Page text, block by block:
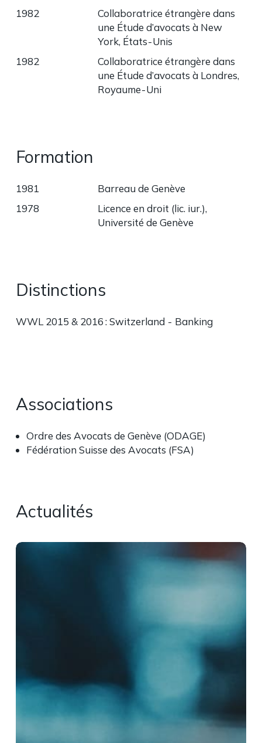
1982
Collaboratrice étrangère dans
une Étude d’avocats à New
York, États - Unis
1982
Collaboratrice étrangère dans
une Étude d’avocats à Londres,
Royaume - Uni
Formation
1981
Barreau de Genève
1978
Licence en droit (lic. iur.),
Université de Genève
Distinctions
WWL 2015 & 2016 : Switzerland - Banking
Associations
Ordre des Avocats de Genève (ODAGE)
Fédération Suisse des Avocats (FSA)
Actualités